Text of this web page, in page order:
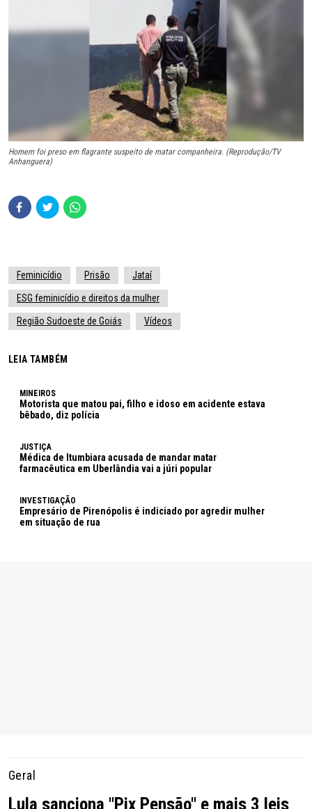
Homem foi preso em flagrante suspeito de matar companheira. (Reprodução/TV
Anhanguera)
Feminicídio Prisão Jataí
ESG feminicídio e direitos da mulher
Região Sudoeste de Goiás Vídeos
LEIA TAMBÉM
MINEIROS
Motorista que matou pai, filho e idoso em acidente estava
bêbado, diz polícia
JUSTIÇA
Médica de Itumbiara acusada de mandar matar
farmacêutica em Uberlândia vai a júri popular
INVESTIGAÇÃO
Empresário de Pirenópolis é indiciado por agredir mulher
em situação de rua
Geral
Lula sanciona "Pix Pensão" e mais 3 leis